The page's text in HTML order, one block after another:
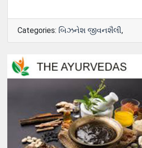
Categories: બિઝનેશ જીવનશૈલી,